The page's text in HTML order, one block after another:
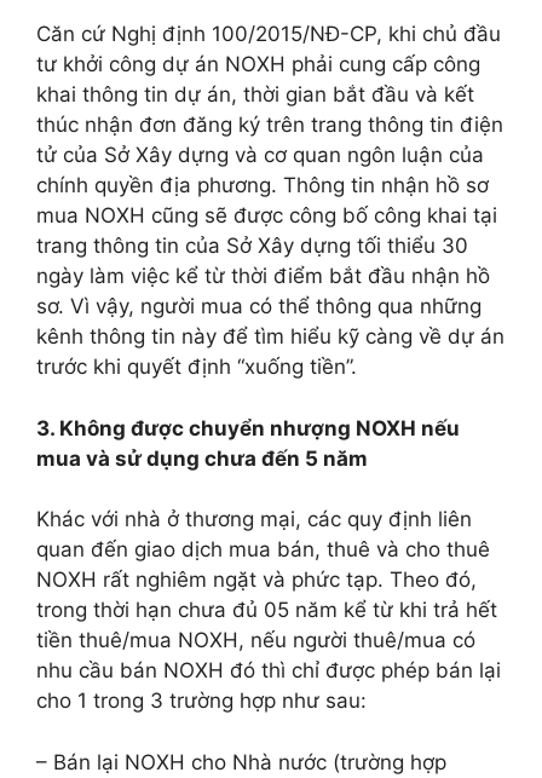
Căn cứ Nghị định 100/2015/NĐ-CP, khi chủ đầu
tư khởi công dự án NOXH phải cung cấp công
khai thông tin dự án, thời gian bắt đầu và kết
thúc nhận đơn đăng ký trên trang thông tin điện
tử của Sở Xây dựng và cơ quan ngôn luận của
chính quyền địa phương. Thông tin nhận hồ sơ
mua NOXH cũng sẽ được công bố công khai tại
trang thông tin của Sở Xây dựng tối thiểu 30
ngày làm việc kể từ thời điểm bắt đầu nhận hồ
sơ. Vì vậy, người mua có thể thông qua những
kênh thông tin này để tìm hiểu kỹ càng về dự án
trước khi quyết định “xuống tiền”.
3. Không được chuyển nhượng NOXH nếu
mua và sử dụng chưa đến 5 năm
Khác với nhà ở thương mại, các quy định liên
quan đến giao dịch mua bán, thuê và cho thuê
NOXH rất nghiêm ngặt và phức tạp. Theo đó,
trong thời hạn chưa đủ 05 năm kể từ khi trả hết
tiền thuê/mua NOXH, nếu người thuê/mua có
nhu cầu bán NOXH đó thì chỉ được phép bán lại
cho 1 trong 3 trường hợp như sau:
– Bán lại NOXH cho Nhà nước (trường hợp